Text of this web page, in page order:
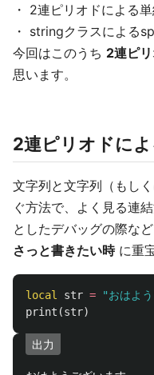
・ 2連ピリオドによる
・ stringクラスによる
今回はこのうち 2連ピ
思います。
2連ピリオドに
文字列と文字列（もし
ぐ方法で、よく見る連
としたデバッグの際な
さっと書きたい時に重
local str = "おはよ
print (str)
出力